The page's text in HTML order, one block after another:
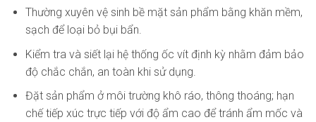
Thường xuyên vệ sinh bề mặt sản phẩm bằng khăn mềm,
sạch để loại bỏ bụi bẩn.
Kiểm tra và siết lại hệ thống ốc vít định kỳ nhằm đảm bảo
độ chắc chắn, an toàn khi sử dụng.
Đặt sản phẩm ở môi trường khô ráo, thông thoáng; hạn
chế tiếp xúc trực tiếp với độ ẩm cao để tránh ẩm mốc và